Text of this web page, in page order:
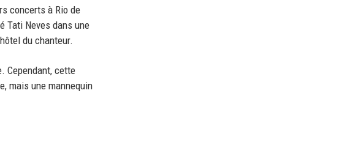
concerts à Rio de
Tati Neves dans une
du chanteur.
Cependant, cette
mais une mannequin